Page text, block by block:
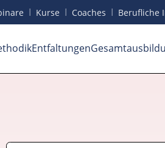
I Kurse I Coaches I Berufliche
Entfaltungen